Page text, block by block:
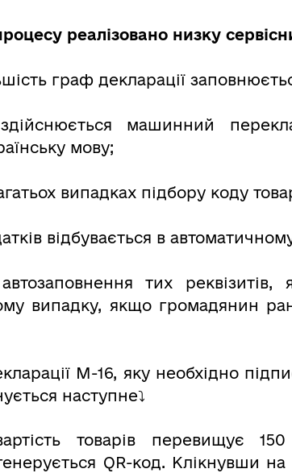
реалізовано низку
граф декларації
машинний
мову;
випадках підбору коду
відбувається в
тих
випадку, якщо громадянин
М-16, яку необхідно
наступне⤵️
товарів перевищує
QR-код. Клікнувши